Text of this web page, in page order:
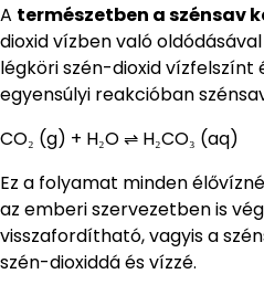
A természetben a szénsav
dioxid vízben való
légköri szén-dioxid vízfelszínt
egyensúlyi reakcióban
CO₂ (g) + H₂O ⇌ H₂CO₃ (aq)
Ez a folyamat minden
az emberi szervezetben is
visszafordítható, vagyis a
szén-dioxiddá és vízzé.